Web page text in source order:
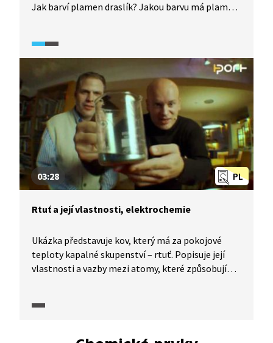
Jak barví plamen draslík? Jakou barvu má plamen
vzduchu? Jak značíme hořlaviny? Jak značíme
žíraviny? Jakou teplotou hoří plamen zápalky?
Jak se zabarví látka při nejvyšších teplotách?
To všechno zjistíte v našem kvízu.
PL
03:28
Rtuť a její vlastnosti, elektrochemie
Ukázka představuje kov, který má za pokojové
teploty kapalné skupenství – rtuť. Popisuje její
vlastnosti a vazby mezi atomy, které způsobují